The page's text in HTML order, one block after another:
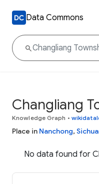
Data Commons
Changliang
Knowledge Graph •
Place in Nanchong,
No data found for